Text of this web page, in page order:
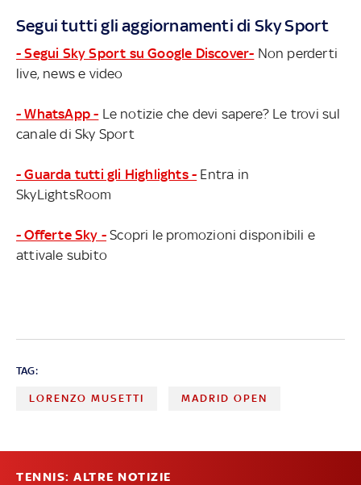
Segui tutti gli aggiornamenti di Sky Sport
- Segui Sky Sport su Google Discover- Non perderti
live, news e video
- WhatsApp - Le notizie che devi sapere? Le trovi sul
canale di Sky Sport
- Guarda tutti gli Highlights - Entra in
SkyLightsRoom
- Offerte Sky - Scopri le promozioni disponibili e
attivale subito
TAG:
LORENZO MUSETTI MADRID OPEN
TENNIS: ALTRE NOTIZIE